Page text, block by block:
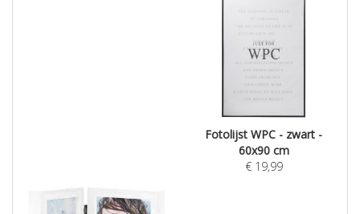
Fotolijst WPC - zwart -
60x90 cm
€ 19,99